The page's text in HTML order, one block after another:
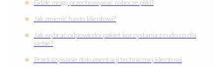
Gdzie mogę przechowywać robocze pliki?
Jak zmienić hasło klientowi?
Jak wybrać odpowiedni pakiet korzystania z cudo.co dla
siebie?
Przekazywanie dokumentacji technicznej klientowi